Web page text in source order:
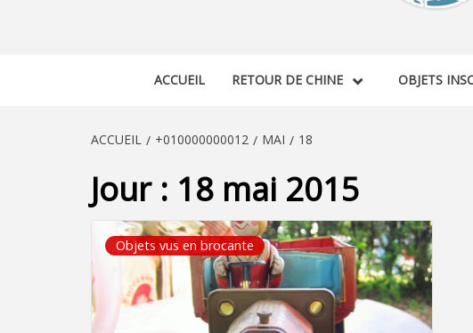
CHINE
ACCUEIL RETOUR DE CHINE OBJETS
ACCUEIL +010000000012 MAI 18
Jour : 18 mai 2015
Objets vus en brocante